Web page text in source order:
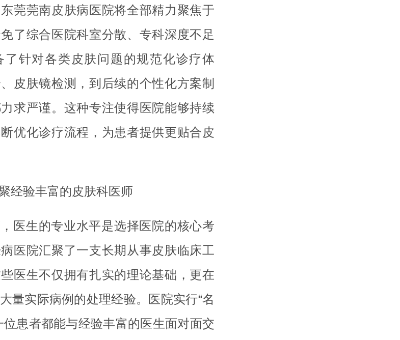
莞莞南皮肤病医院将全部精力聚焦于
了综合医院科室分散、专科深度不足
了针对各类皮肤问题的规范化诊疗体
皮肤镜检测，到后续的个性化方案制
求严谨。这种专注使得医院能够持续
优化诊疗流程，为患者提供更贴合皮
经验丰富的皮肤科医师
医生的专业水平是选择医院的核心考
医院汇聚了一支长期从事皮肤临床工
医生不仅拥有扎实的理论基础，更在
量实际病例的处理经验。医院实行“名
位患者都能与经验丰富的医生面对面交